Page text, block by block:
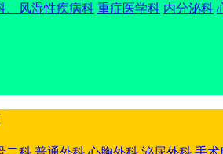
、风湿性疾病科 重症医学科 内分泌科